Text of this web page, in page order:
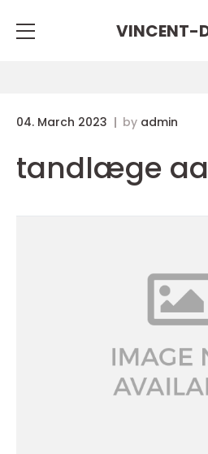
VINCENT-
04. March 2023 by admin
tandlæge